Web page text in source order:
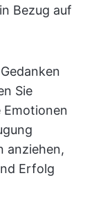
Bezug auf
Sie
Emotionen
anziehen,
Erfolg